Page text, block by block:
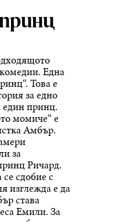
Една
Това е
за едно
принц.
момиче“ е
Амбър.
за
Ричард.
сдобие с
изглежда е да
става
Емили. За